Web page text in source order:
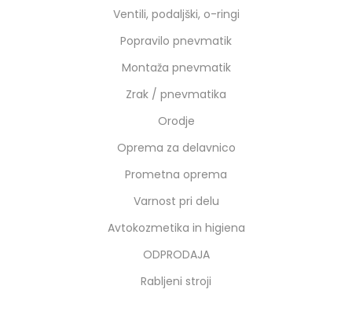
Ventili, podaljški, o-ringi
Popravilo pnevmatik
Montaža pnevmatik
Zrak / pnevmatika
Orodje
Oprema za delavnico
Prometna oprema
Varnost pri delu
Avtokozmetika in higiena
ODPRODAJA
Rabljeni stroji